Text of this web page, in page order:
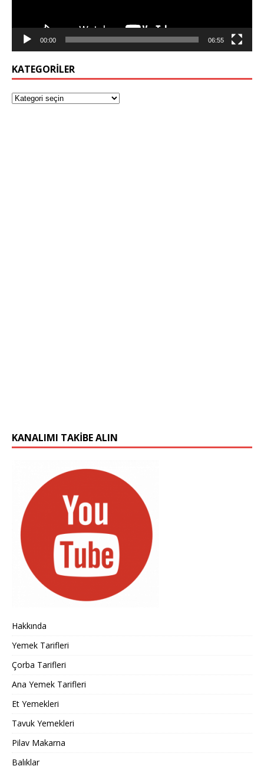
00:00 06:55
KATEGORILER
KANALIMI TAKIBE ALIN
Hakkında
Yemek Tarifleri
Çorba Tarifleri
Ana Yemek Tarifleri
Et Yemekleri
Tavuk Yemekleri
Pilav Makarna
Balıklar